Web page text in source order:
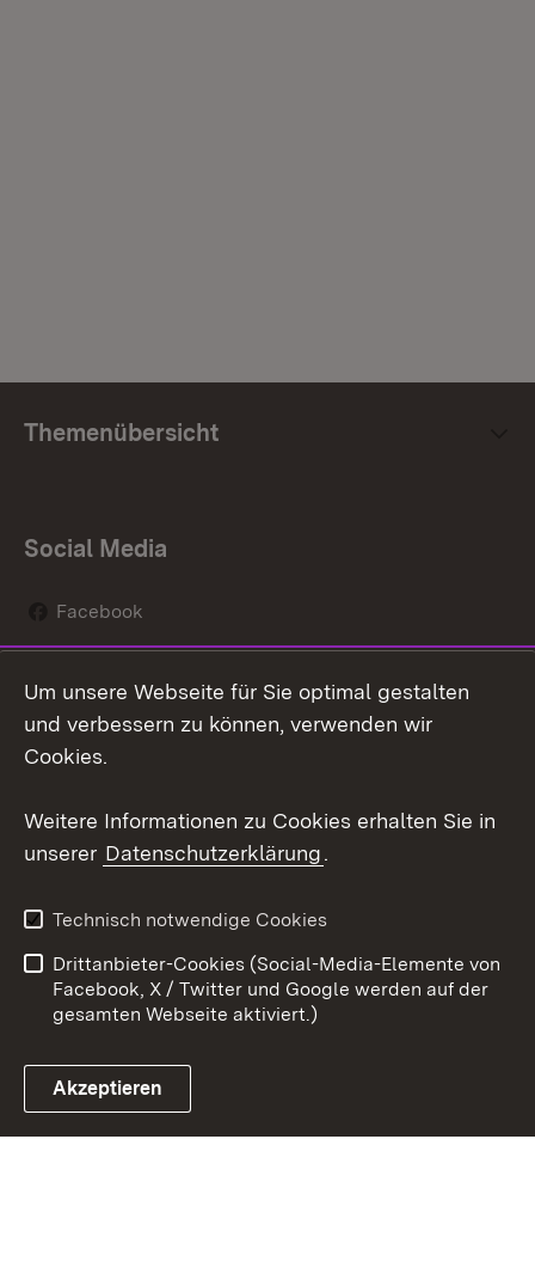
Themenübersicht
Social Media
Facebook
Social Wall
Youtube
Link zum Landesportal
Kontakt
Datenschutz
Barrierefreiheit
Impressum Cookies
Um unsere Webseite für Sie optimal gestalten
und verbessern zu können, verwenden wir
Cookies.
Weitere Informationen zu Cookies erhalten Sie in
unserer Datenschutzerklärung.
Technisch notwendige Cookies
Drittanbieter-Cookies (Social-Media-Elemente von
Facebook, X / Twitter und Google werden auf der
gesamten Webseite aktiviert.)
Akzeptieren